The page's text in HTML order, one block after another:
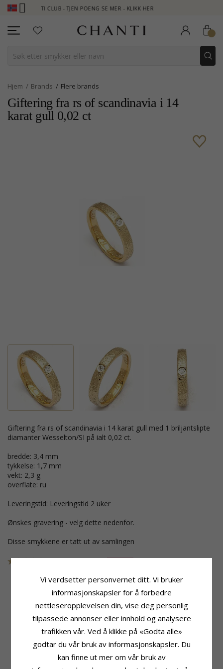
CLUB - TJEN POENG SE MER - KLIKK HER
Hjem Brands Flere brands
Giftering fra rs of scandinavia i 14
karat gull 0,02 ct
giftering fra rs of scandinavia i 14 karat gull med 1 briljantslipte
diamanter Wesselton/SI på ialt 0,02 ct.
bredde: 3,4 mm
tykkelse: 1,7 mm
vekt: 2,3 g
overflate: ru
Leveringstid: Leveringstid 2 uker
Ønskes gravering - velg dette nedenfor.
Disse smykkene er tatt ut av samlingen
Produktinformasjon
Ringtype:
Giftering Fra Rs Of Scandinavia
Edelmetall:Gull
Stein
Antall:1
Briljantslipt
Sten: Diamant
Diamantfarge:Wesselton
Diamantklarhet: SI
Vi verdsetter personvernet ditt. Vi bruker
informasjonskapsler for å forbedre
nettleseropplevelsen din, vise deg personlig
tilpassede annonser eller innhold og analysere
trafikken vår. Ved å klikke på «Godta alle»
godtar du vår bruk av informasjonskapsler. Du
kan finne ut mer om vår bruk av